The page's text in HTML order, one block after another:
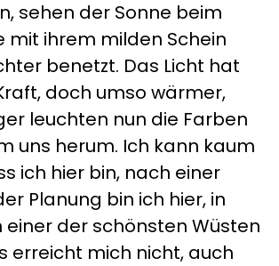
sehen der Sonne beim
mit ihrem milden Schein
benetzt. Das Licht hat
doch umso wärmer,
leuchten nun die Farben
uns herum. Ich kann kaum
ich hier bin, nach einer
Planung bin ich hier, in
einer der schönsten Wüsten
erreicht mich nicht, auch